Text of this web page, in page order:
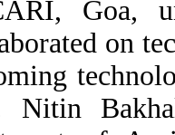
Goa,
on
Nitin